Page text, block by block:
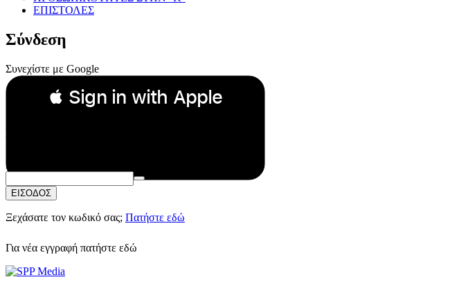
ΕΠΙΣΤΟΛΕΣ
Σύνδεση
Συνεχίστε με Google
 Sign in with Apple
Συνεχίστε με Apple
ή
Email:
Κωδικός Πρόσβασης:
ΕΙΣΟΔΟΣ
Ξεχάσατε τον κωδικό σας; Πατήστε εδώ
Για νέα εγγραφή πατήστε εδώ